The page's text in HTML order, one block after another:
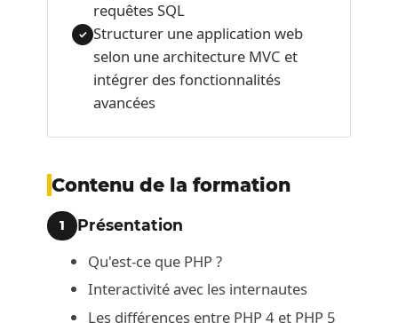
requêtes SQL
✓ Structurer une application web
selon une architecture MVC et
intégrer des fonctionnalités
avancées
Contenu de la formation
1 Présentation
Qu'est-ce que PHP ?
Interactivité avec les internautes
Les différences entre PHP 4 et PHP 5